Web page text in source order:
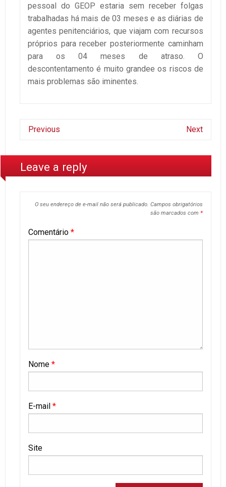
pessoal do GEOP estaria sem receber folgas
trabalhadas há mais de 03 meses e as diárias de
agentes penitenciários, que viajam com recursos
próprios para receber posteriormente caminham
para os 04 meses de atraso. O
descontentamento é muito grandee os riscos de
mais problemas são iminentes.
Previous Next
Leave a reply
O seu endereço de e-mail não será publicado. Campos obrigatórios
são marcados com *
Comentário *
Nome *
E-mail *
Site